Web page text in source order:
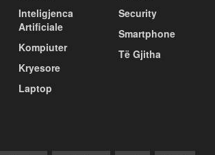
Inteligjenca
Artificiale
Kompiuter
Kryesore
Laptop
Security
Smartphone
Të Gjitha